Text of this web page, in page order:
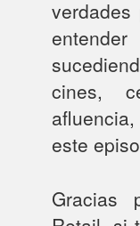
verdades
cines,
este
Gracias